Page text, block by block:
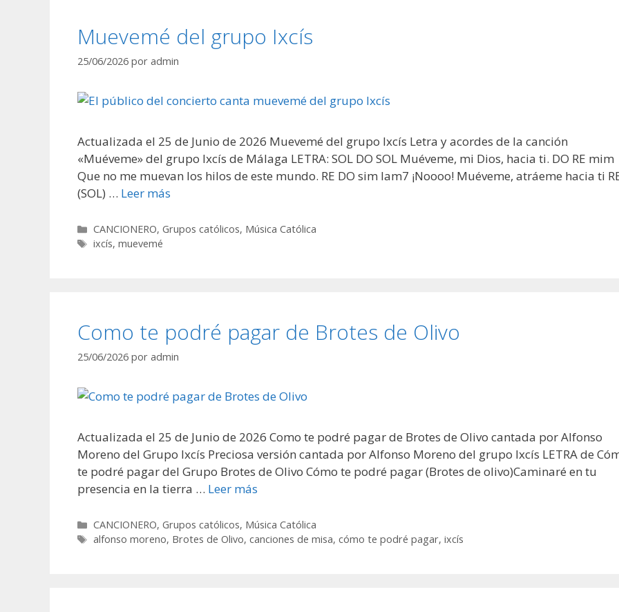
Muevemé del grupo Ixcís
25/06/2026 por admin
Actualizada el 25 de Junio de 2026 Muevemé del grupo Ixcís Letra y acordes de la canción
«Muéveme» del grupo Ixcís de Málaga LETRA: SOL DO SOL Muéveme, mi Dios, hacia ti. DO RE mim
Que no me muevan los hilos de este mundo. RE DO sim lam7 ¡Noooo! Muéveme, atráeme hacia ti
(SOL) … Leer más
Categorías
CANCIONERO,Grupos católicos, Música Católica
Etiquetas
ixcís,muevemé
Como te podré pagar de Brotes de Olivo
25/06/2026 por admin
Actualizada el 25 de Junio de 2026 Como te podré pagar de Brotes de Olivo cantada por Alfonso
Moreno del Grupo Ixcís Preciosa versión cantada por Alfonso Moreno del grupo Ixcís LETRA de
te podré pagar del Grupo Brotes de Olivo Cómo te podré pagar (Brotes de olivo)Caminaré en tu
presencia en la tierra … Leer más
Categorías
CANCIONERO,Grupos católicos, Música Católica
Etiquetas
alfonso moreno, Brotes de Olivo,canciones de misa,cómo te podré pagar,ixcís